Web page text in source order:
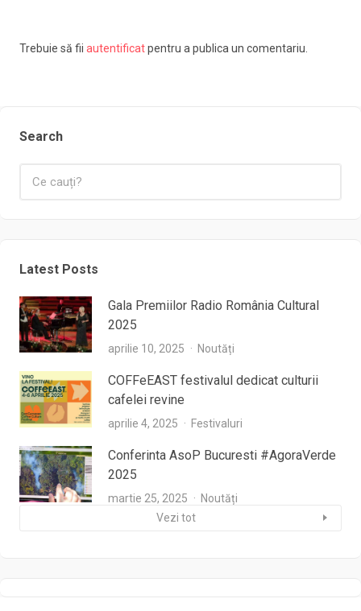
Trebuie să fii autentificatpentru a publica un comentariu.
Search
Latest Posts
Gala Premiilor Radio România Cultural
2025
aprilie 10, 2025 Noutăți
COFFeEAST festivalul dedicat culturii
cafelei revine
aprilie 4, 2025 Festivaluri
Conferinta AsoP Bucuresti #AgoraVerde
2025
martie 25, 2025
Noutăți
Vezi tot